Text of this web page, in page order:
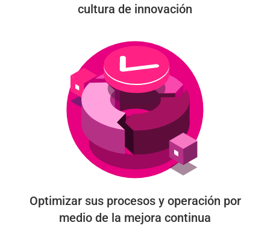
cultura de innovación
Optimizar sus procesos y operación por
medio de la mejora continua